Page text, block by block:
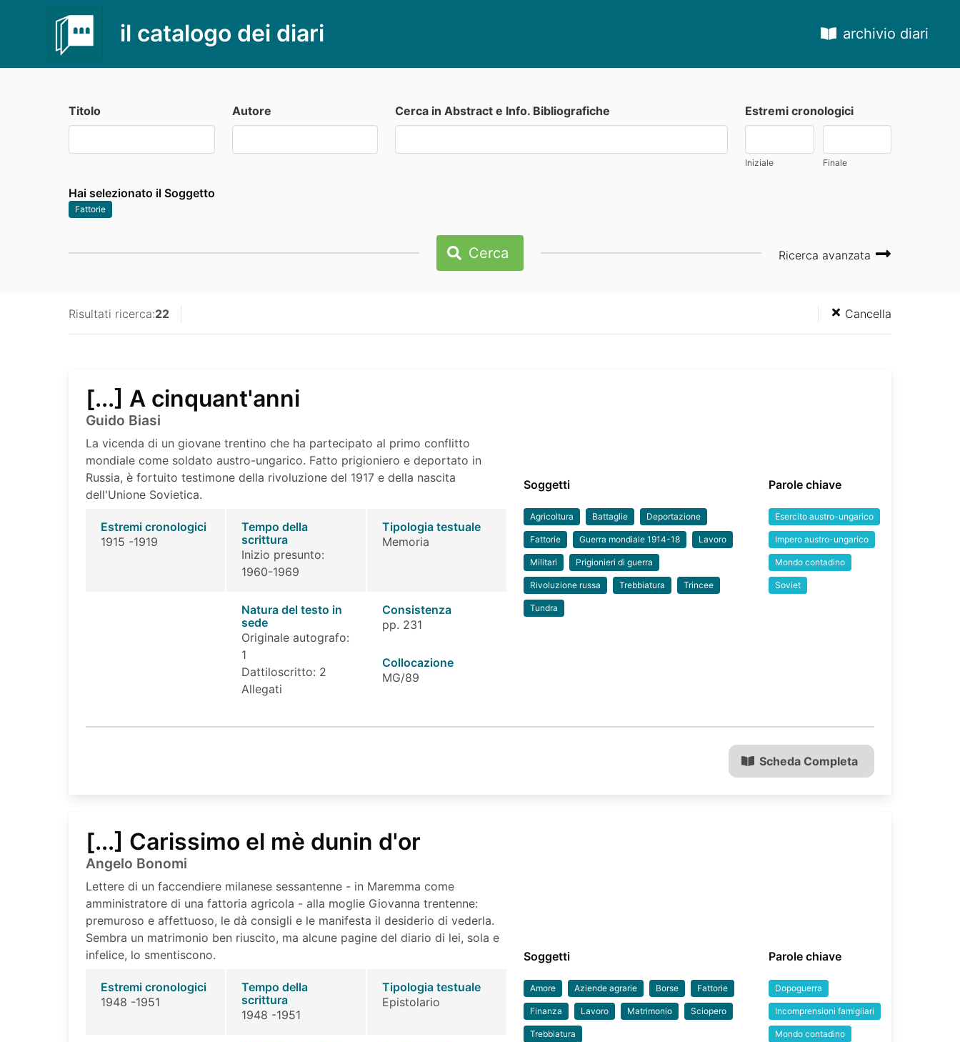
il catalogo dei diari archivio diari
Titolo Autore Cerca in Abstract e Info. Bibliografiche Estremi cronologici
Iniziale Finale
Hai selezionato il Soggetto
Fattorie
Cerca Ricerca avanzata
Risultati ricerca:22 Cancella
[...] A cinquant'anni
Guido Biasi
La vicenda di un giovane trentino che ha partecipato al primo conflitto
mondiale come soldato austro-ungarico. Fatto prigioniero e deportato in
Russia, è fortuito testimone della rivoluzione del 1917 e della nascita
dell'Unione Sovietica.
Estremi cronologici
1915 -1919
Tempo della
scrittura
Inizio presunto:
1960-1969
Tipologia testuale
Memoria
Natura del testo in
sede
Originale autografo:
1
Dattiloscritto: 2
Allegati
Consistenza
pp. 231
Collocazione
MG/89
Soggetti
Agricoltura Battaglie Deportazione
Fattorie Guerra mondiale 1914-18 Lavoro
Militari Prigionieri di guerra
Rivoluzione russa Trebbiatura Trincee
Tundra
Parole chiave
Esercito austro-ungarico
Impero austro-ungarico
Mondo contadino
Soviet
Scheda Completa
[...] Carissimo el mè dunin d'or
Angelo Bonomi
Lettere di un faccendiere milanese sessantenne - in Maremma come
amministratore di una fattoria agricola - alla moglie Giovanna trentenne:
premuroso e affettuoso, le dà consigli e le manifesta il desiderio di vederla.
Sembra un matrimonio ben riuscito, ma alcune pagine del diario di lei, sola e
infelice, lo smentiscono.
Estremi cronologici
1948 -1951
Tempo della
scrittura
1948 -1951
Tipologia testuale
Epistolario
Soggetti
Amore Aziende agrarie Borse Fattorie
Finanza Lavoro Matrimonio Sciopero
Trebbiatura
Parole chiave
Dopoguerra
Incomprensioni famigliari
Mondo contadino